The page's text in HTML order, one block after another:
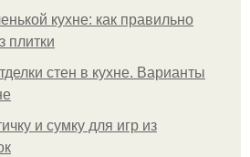
кухне: как правильно
плитки
стен в кухне. Варианты
и сумку для игр из